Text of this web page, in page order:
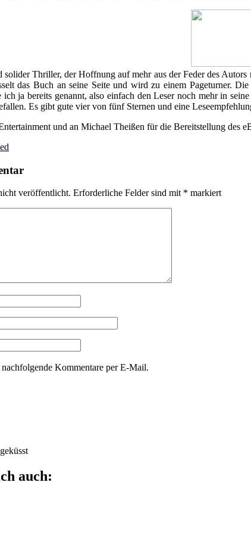
solider Thriller, der Hoffnung auf mehr aus der Feder des
das Buch an seine Seite und wird zu einem Pageturner.
ja bereits genannt, also einfach den Leser noch mehr in
Es gibt gute vier von fünf Sternen und eine
und an Michael Theißen für die Bereitstellung des
veröffentlicht. Erforderliche Felder sind mit * markiert
Kommentare per E-Mail.
auch: